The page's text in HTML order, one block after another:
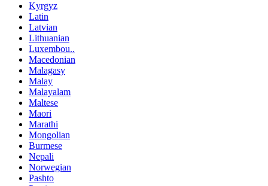
Kyrgyz
Latin
Latvian
Lithuanian
Luxembou..
Macedonian
Malagasy
Malay
Malayalam
Maltese
Maori
Marathi
Mongolian
Burmese
Nepali
Norwegian
Pashto